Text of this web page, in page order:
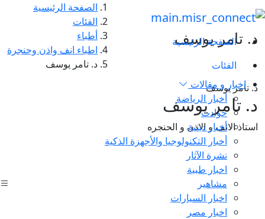
الصفحة الرئيسية
الفئات
اخبار و مقالات
أخبار الرياضة
حوادث
أخبار دينية
أخبار التكنولوجيا والأجهزة الذكية
نشرة الآثار
اخبار طبية
مشاهير
اخبار السيارات
اخبار مصر
د. تامر يوسف
الصفحة الرئيسية
الفئات
أطباء
اطباء انف واذن وحنجرة
د. تامر يوسف
د. تامر يوسف
د. تامر يوسف
استاذ الانف و الاذن و الحنجره